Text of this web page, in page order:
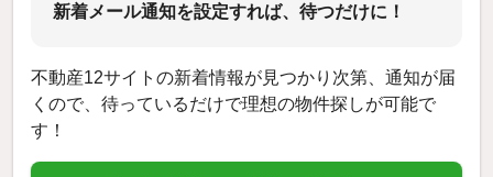
新着メール通知を設定すれば、待つだけに！
不動産12サイトの新着情報が見つかり次第、通知が届
くので、待っているだけで理想の物件探しが可能で
す！